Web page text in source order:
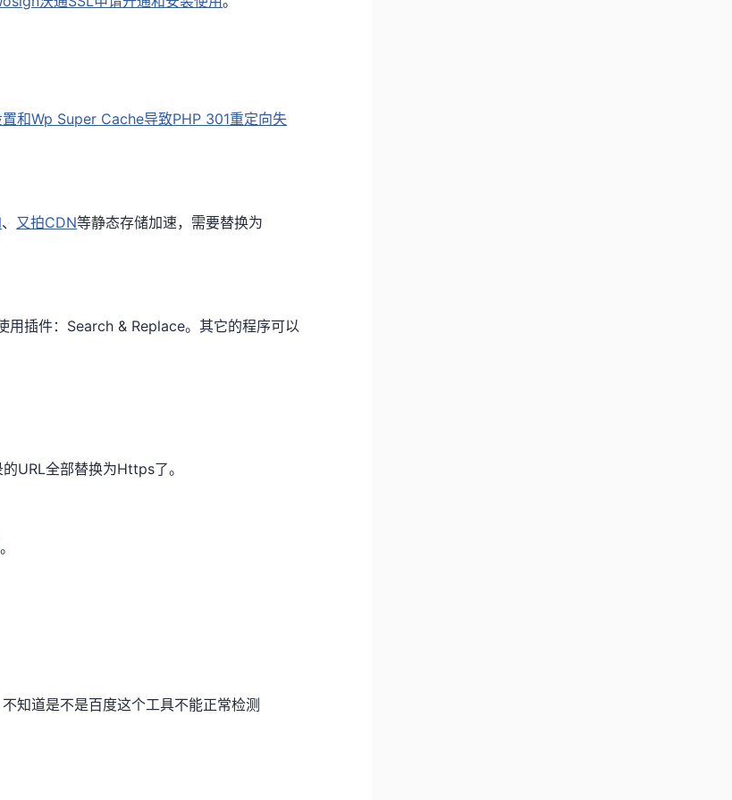
和Wp Super Cache导致PHP 301重定向失
、 又拍CDN等静态存储加速，需要替换为
插件：Search & Replace。其它的程序可以
URL全部替换为Https了。
知道是不是百度这个工具不能正常检测